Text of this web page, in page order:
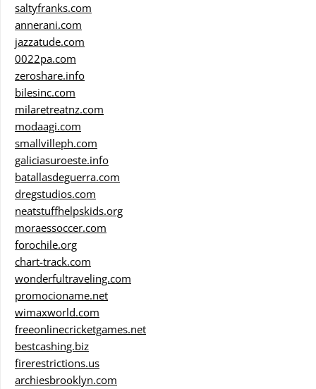
saltyfranks.com
annerani.com
jazzatude.com
0022pa.com
zeroshare.info
bilesinc.com
milaretreatnz.com
modaagi.com
smallvilleph.com
galiciasuroeste.info
batallasdeguerra.com
dregstudios.com
neatstuffhelpskids.org
moraessoccer.com
forochile.org
chart-track.com
wonderfultraveling.com
promocioname.net
wimaxworld.com
freeonlinecricketgames.net
bestcashing.biz
firerestrictions.us
archiesbrooklyn.com